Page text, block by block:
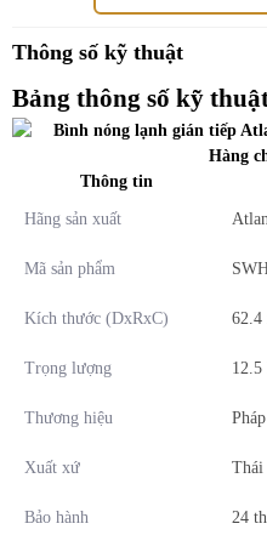
I. Phân tích chi tiết
SWH 20H M-6 AMI
1. Thiết kế nhỏ gọn, tối
Bình nóng lạnh gián tiếp
SLIM mang phong cách
(Slim) hiện đại, phù hợp
đặc biệt là các căn hộ có
trên tường, giúp tiết kiệm
sang trọng, tinh tế cho căn
Lớp vỏ ngoài được làm từ
tính thẩm mỹ bền lâu.
Thông số kỹ thuật
Bảng thông số kỹ
Thông tin
Hãng sản xuất
Mã sản phẩm
Kích thước (DxRxC) 62.4
Trọng lượng 12.5
Thương hiệu Pháp
Xuất xứ Thái
Bảo hành 24